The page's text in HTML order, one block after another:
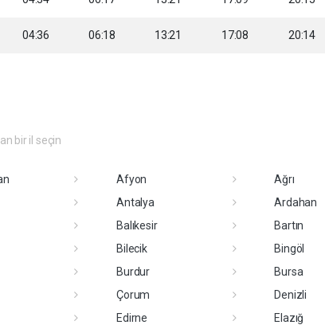
04:36 06:18 13:21 17:08 20:14
bir il seçin
Afyon
Ağrı
Antalya
Ardahan
Balıkesir
Bartın
Bilecik
Bingöl
Burdur
Bursa
Çorum
Denizli
Edirne
Elazığ